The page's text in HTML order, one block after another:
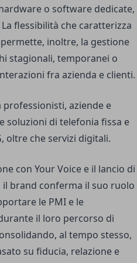
o software dedicate,
flessibilità che caratterizza
permette, inoltre, la gestione
stagionali, temporanei o
fra azienda e clienti.
professionisti, aziende e
soluzioni di telefonia fissa e
oltre che servizi digitali.
con Your Voice e il lancio di
il brand conferma il suo ruolo
le PMI e le
il loro percorso di
al tempo stesso,
su fiducia, relazione e